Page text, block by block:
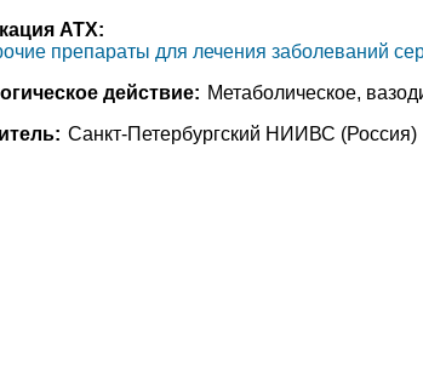
АТХ:
препараты для лечения заболеваний
действие: Метаболическое,
Санкт-Петербургский НИИВС (Россия)